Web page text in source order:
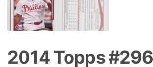
2014 Topps #296